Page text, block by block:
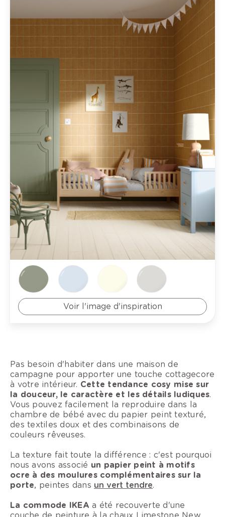
Voir l'image d'inspiration
Pas besoin d'habiter dans une maison de
campagne pour apporter une touche cottagecore
à votre intérieur. Cette tendance cosy mise sur
la douceur, le caractère et les détails ludiques.
Vous pouvez facilement la reproduire dans la
chambre de bébé avec du papier peint texturé,
des textiles doux et des combinaisons de
couleurs rêveuses.
La texture fait toute la différence : c'est pourquoi
nous avons associé un papier peint à motifs
ocre à des moulures complémentaires sur la
porte, peintes dans un vert tendre.
La commode IKEA a été recouverte d'une
couche de peinture à la chaux Limestone New